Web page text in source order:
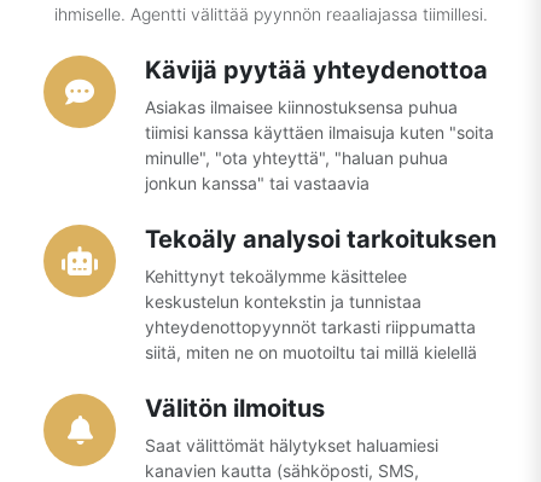
ihmiselle. Agentti välittää pyynnön reaaliajassa tiimillesi.
Kävijä pyytää yhteydenottoa
Asiakas ilmaisee kiinnostuksensa puhua
tiimisi kanssa käyttäen ilmaisuja kuten "soita
minulle", "ota yhteyttä", "haluan puhua
jonkun kanssa" tai vastaavia
Tekoäly analysoi tarkoituksen
Kehittynyt tekoälymme käsittelee
keskustelun kontekstin ja tunnistaa
yhteydenottopyynnöt tarkasti riippumatta
siitä, miten ne on muotoiltu tai millä kielellä
Välitön ilmoitus
Saat välittömät hälytykset haluamiesi
kanavien kautta (sähköposti, SMS,